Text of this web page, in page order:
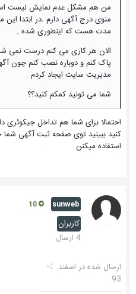
من هم مشکل عدم نمایش لیست
منوی درج آگهی دارم .در ابتدا
مدت هست که اینطوری شده .
الان هر کاری می کنم درست نمی
پاک کنم و دوباره نصب کنم چون
مدیریت سایت ایجاد کردم .
شما می تونید کمکم کنید؟؟
احتمالا برای شما هم تداخل جیکوئری
کنید ببینید توی صفحه ثبت آگهی شما
استفاده میکنن
sunweb
کاربران
4 ارسال
ارسال شده در اسفند
93